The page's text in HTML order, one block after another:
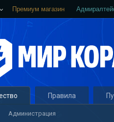
Премиум магазин
Администрация
Правила